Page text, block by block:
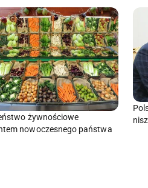
żywnościowe
nowoczesnego państwa